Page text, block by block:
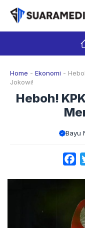
Langsung
isi
Home - Ekonomi -
Jokowi!
Heboh!
Bayu